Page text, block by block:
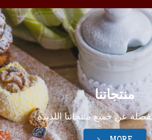
منتجاتنا
عن جميع منتجاتنا اللذيذة